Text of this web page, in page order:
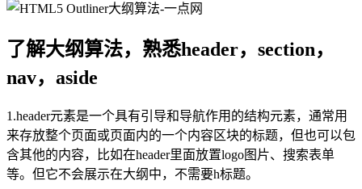
了解大纲算法，熟悉header，section，
nav，aside
1.header元素是一个具有引导和导航作用的结构元素，通常用
来存放整个页面或页面内的一个内容区块的标题，但也可以包
含其他的内容，比如在header里面放置logo图片、搜索表单
等。但它不会展示在大纲中，不需要h标题。